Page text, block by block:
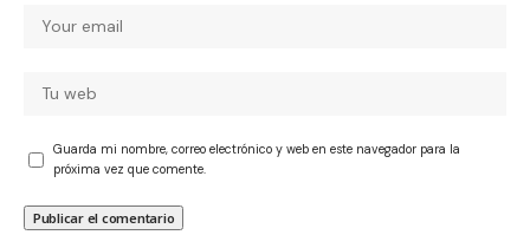
Guarda mi nombre, correo electrónico y web en este navegador para la
próxima vez que comente.